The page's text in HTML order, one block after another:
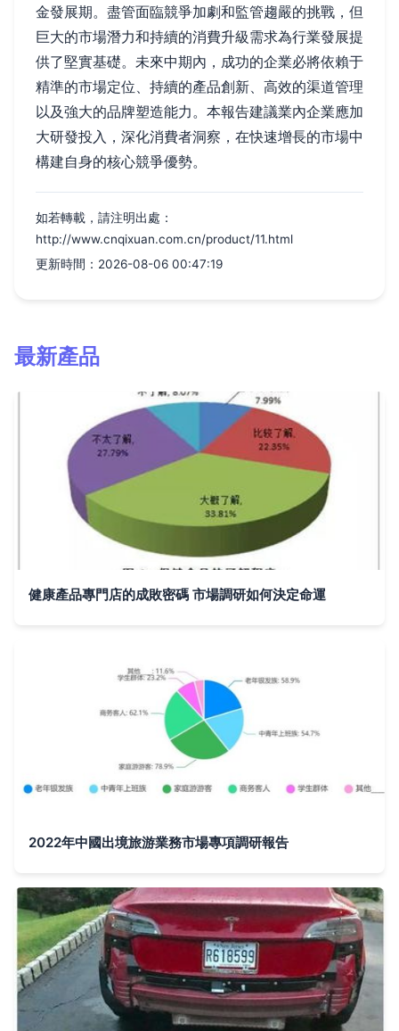
金發展期。盡管面臨競爭加劇和監管趨嚴的挑戰，但
巨大的市場潛力和持續的消費升級需求為行業發展提
供了堅實基礎。未來中期內，成功的企業必將依賴于
精準的市場定位、持續的產品創新、高效的渠道管理
以及強大的品牌塑造能力。本報告建議業內企業應加
大研發投入，深化消費者洞察，在快速增長的市場中
構建自身的核心競爭優勢。
如若轉載，請注明出處：
http://www.cnqixuan.com.cn/product/11.html
更新時間：2026-08-06 00:47:19
最新產品
健康產品專門店的成敗密碼 市場調研如何決定命運
2022年中國出境旅游業務市場專項調研報告